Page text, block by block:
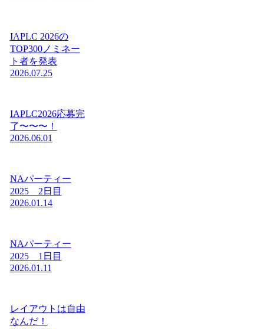
IAPLC 2026の
TOP300ノミネー
ト者を発表
2026.07.25
IAPLC2026応募完
了〜〜〜！
2026.06.01
NAパーティー
2025 2日目
2026.01.14
NAパーティー
2025 1日目
2026.01.11
レイアウトは自由
なんだ！